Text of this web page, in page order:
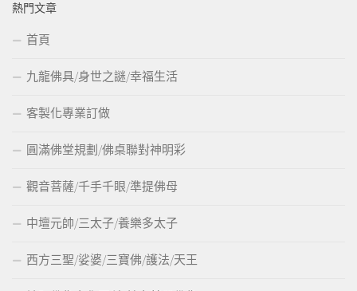
熱門文章
首頁
九龍佛具/身世之謎/幸福生活
客製化專業訂做
圓滿佛堂規劃/佛桌聯對神明彩
觀音菩薩/千手千眼/準提佛母
中壇元帥/三太子/養樂多太子
西方三聖/娑婆/三寶佛/護法/天王